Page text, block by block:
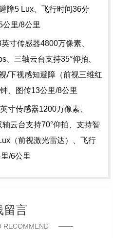
障5 Lux、飞行时间36分
公里/8公里
寸传感器4800万像素、
、三轴云台支持35°仰拍、
/下视感知避障（前视三维红
、图传13公里/8公里
寸传感器1200万像素、
云台支持70°仰拍、支持智
（前视激光雷达）、飞行
/6公里
留言
RECOMMEND